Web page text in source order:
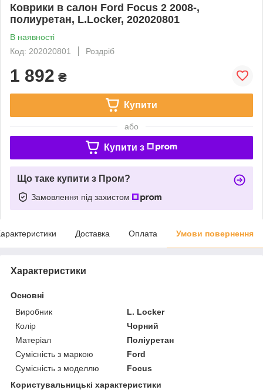
Коврики в салон Ford Focus 2 2008-,
полиуретан, L.Locker, 202020801
В наявності
Код: 202020801
Роздріб
1 892 ₴
Купити
або
Купити з
Що таке купити з Пром?
Замовлення під захистом
Доставка Оплата Умови повернення
Характеристики
Основні
Виробник
L. Locker
Колір
Чорний
Матеріал
Поліуретан
Сумісність з маркою
Ford
Сумісність з моделлю
Focus
Користувальницькі характеристики